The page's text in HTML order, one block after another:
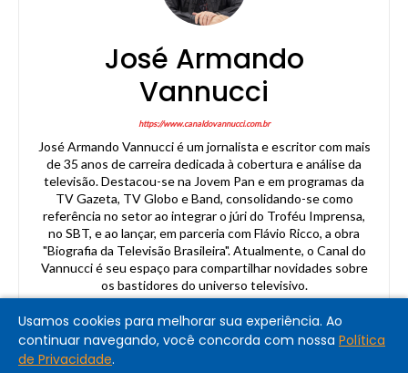
José Armando
Vannucci
https://www.canaldovannucci.com.br
José Armando Vannucci é um jornalista e escritor com mais
de 35 anos de carreira dedicada à cobertura e análise da
televisão. Destacou-se na Jovem Pan e em programas da
TV Gazeta, TV Globo e Band, consolidando-se como
referência no setor ao integrar o júri do Troféu Imprensa,
no SBT, e ao lançar, em parceria com Flávio Ricco, a obra
"Biografia da Televisão Brasileira". Atualmente, o Canal do
Vannucci é seu espaço para compartilhar novidades sobre
os bastidores do universo televisivo.
Usamos cookies para melhorar sua experiência. Ao
continuar navegando, você concorda com nossa Política
de Privacidade.